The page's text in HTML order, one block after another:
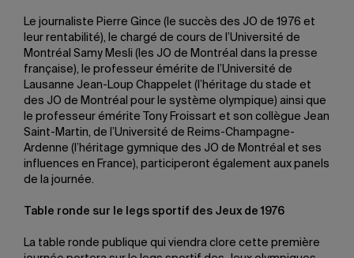
Le journaliste Pierre Gince (le succès des JO de 1976 et
leur rentabilité), le chargé de cours de l’Université de
Montréal Samy Mesli (les JO de Montréal dans la presse
française), le professeur émérite de l’Université de
Lausanne Jean-Loup Chappelet (l’héritage du stade et
des JO de Montréal pour le système olympique) ainsi que
le professeur émérite Tony Froissart et son collègue Jean
Saint-Martin, de l’Université de Reims-Champagne-
Ardenne (l’héritage gymnique des JO de Montréal et ses
influences en France), participeront également aux panels
de la journée.
Table ronde sur le legs sportif des Jeux de 1976
La table ronde publique qui viendra clore cette première